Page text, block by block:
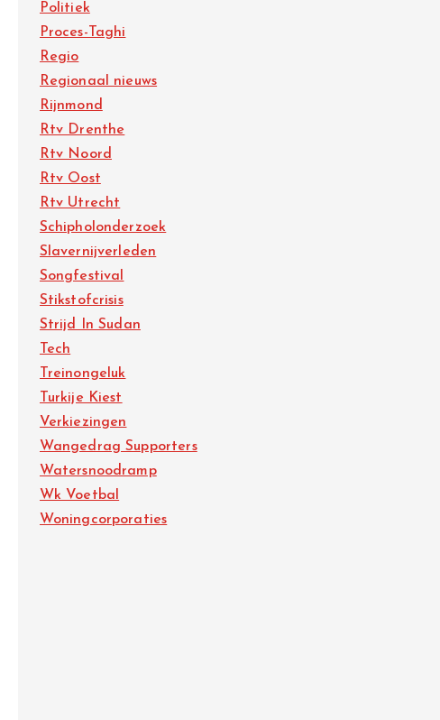
Politiek
Proces-Taghi
Regio
Regionaal nieuws
Rijnmond
Rtv Drenthe
Rtv Noord
Rtv Oost
Rtv Utrecht
Schipholonderzoek
Slavernijverleden
Songfestival
Stikstofcrisis
Strijd In Sudan
Tech
Treinongeluk
Turkije Kiest
Verkiezingen
Wangedrag Supporters
Watersnoodramp
Wk Voetbal
Woningcorporaties